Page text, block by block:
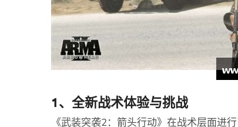
1、全新战术体验与挑战
《武装突袭2：箭头行动》在战术层面进